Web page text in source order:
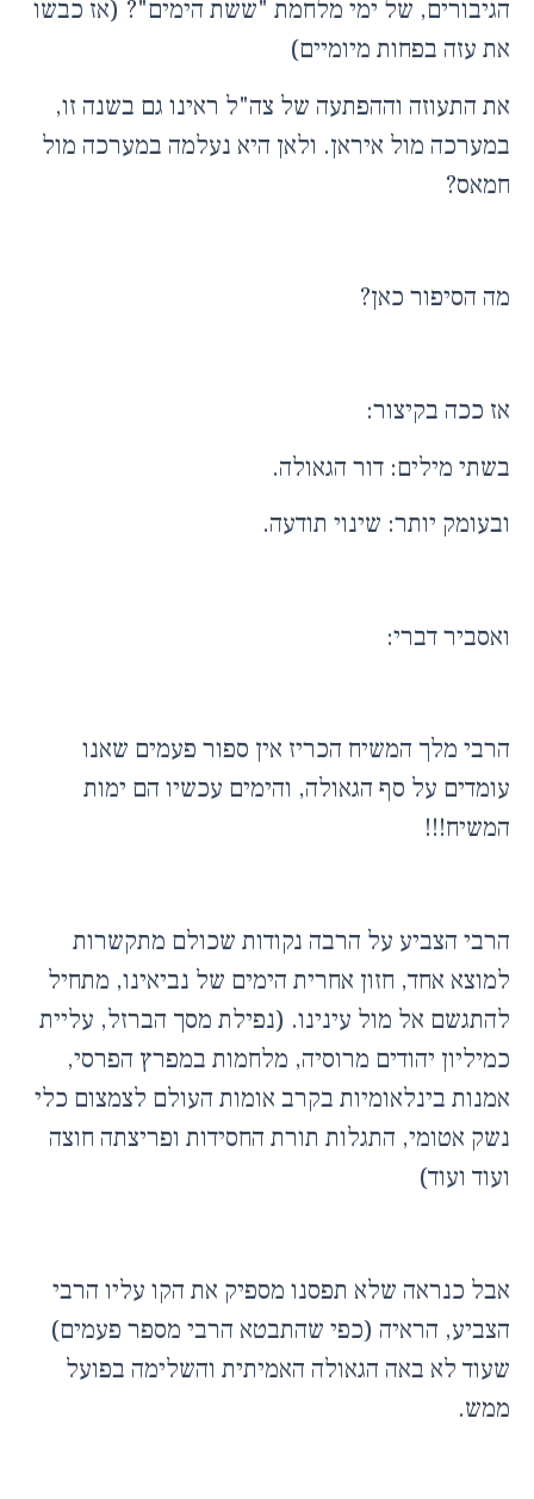
הגיבורים, של ימי מלחמת "ששת הימים"? (אז כבשו
את עזה בפחות מיומיים)
את התעוזה וההפתעה של צה"ל ראינו גם בשנה זו,
במערכה מול איראן. ולאן היא נעלמה במערכה מול
חמאס?
מה הסיפור כאן?
אז ככה בקיצור:
בשתי מילים: דור הגאולה.
ובעומק יותר: שינוי תודעה.
ואסביר דברי:
הרבי מלך המשיח הכריז אין ספור פעמים שאנו
עומדים על סף הגאולה, והימים עכשיו הם ימות
המשיח!!!
הרבי הצביע על הרבה נקודות שכולם מתקשרות
למוצא אחד, חזון אחרית הימים של נביאינו, מתחיל
להתגשם אל מול עינינו. (נפילת מסך הברזל, עליית
כמיליון יהודים מרוסיה, מלחמות במפרץ הפרסי,
אמנות בינלאומיות בקרב אומות העולם לצמצום כלי
נשק אטומי, התגלות תורת החסידות ופריצתה חוצה
ועוד ועוד)
אבל כנראה שלא תפסנו מספיק את הקו עליו הרבי
הצביע, הראיה (כפי שהתבטא הרבי מספר פעמים)
שעוד לא באה הגאולה האמיתית והשלימה בפועל
ממש.